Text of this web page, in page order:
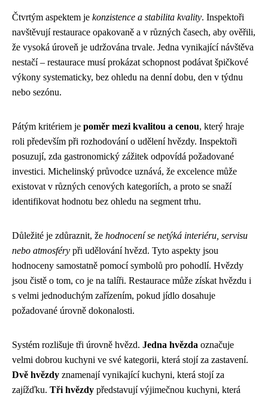
Čtvrtým aspektem je konzistence a stabilita kvality. Inspektoři
navštěvují restaurace opakovaně a v různých časech, aby ověřili,
že vysoká úroveň je udržována trvale. Jedna vynikající návštěva
nestačí – restaurace musí prokázat schopnost podávat špičkové
výkony systematicky, bez ohledu na denní dobu, den v týdnu
nebo sezónu.
Pátým kritériem je poměr mezi kvalitou a cenou, který hraje
roli především při rozhodování o udělení hvězdy. Inspektoři
posuzují, zda gastronomický zážitek odpovídá požadované
investici. Michelinský průvodce uznává, že excelence může
existovat v různých cenových kategoriích, a proto se snaží
identifikovat hodnotu bez ohledu na segment trhu.
Důležité je zdůraznit, že hodnocení se netýká interiéru, servisu
nebo atmosféry při udělování hvězd. Tyto aspekty jsou
hodnoceny samostatně pomocí symbolů pro pohodlí. Hvězdy
jsou čistě o tom, co je na talíři. Restaurace může získat hvězdu i
s velmi jednoduchým zařízením, pokud jídlo dosahuje
požadované úrovně dokonalosti.
Systém rozlišuje tři úrovně hvězd. Jedna hvězda označuje
velmi dobrou kuchyni ve své kategorii, která stojí za zastavení.
Dvě hvězdy znamenají vynikající kuchyni, která stojí za
zajížďku. Tři hvězdy představují výjimečnou kuchyni, která